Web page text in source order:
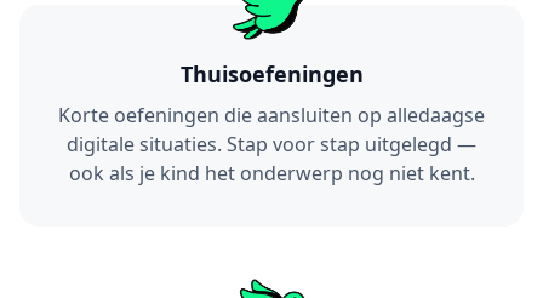
Thuisoefeningen
Korte oefeningen die aansluiten op alledaagse
digitale situaties. Stap voor stap uitgelegd —
ook als je kind het onderwerp nog niet kent.